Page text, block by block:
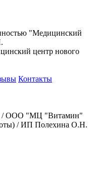
"Медицинский
центр нового
Контакты
/ ООО "МЦ "Витамин"
/ ИП Полехина О.Н.